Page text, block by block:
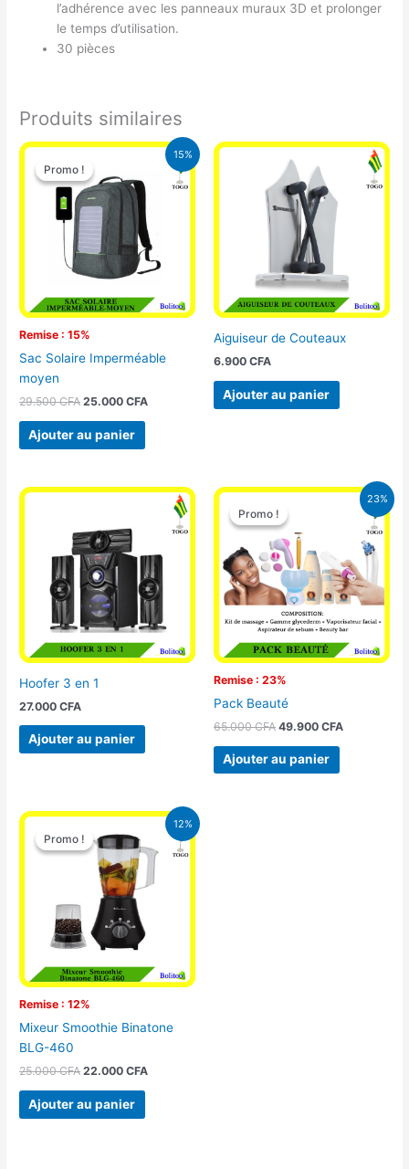
l’adhérence avec les panneaux muraux 3D et prolonger
le temps d’utilisation.
30 pièces
Produits similaires
15%
Promo !
Remise : 15%
Promo !
Sac Solaire Imperméable
moyen
29.500CFA
Le
prix
initial
était :
29.500 CFA.
25.000CFA
Le
prix
actuel
Ajouter au panier
Aiguiseur de Couteaux
6.900 CFA
Ajouter au panier
Hoofer 3 en 1
27.000CFA
Ajouter au panier
23%
Promo !
Remise : 23%
Promo !
Pack Beauté
65.000CFA
Le
prix
initial
était :
65.000 CFA.
49.900 CFA
Le
prix
actuel
49.900
Ajouter au panier
12%
Promo !
Remise : 12%
Promo !
Mixeur Smoothie Binatone
BLG-460
25.000CFA
Le
prix
initial
était :
25.000 CFA.
22.000CFA
Le
prix
actuel
est :
Ajouter au panier